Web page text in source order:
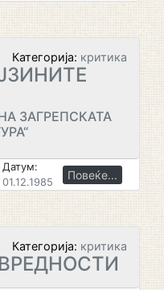
Категорија: критика
ЗАГРЕПСКАТА
Датум:
01.12.1985
Повеќе...
Категорија: критика